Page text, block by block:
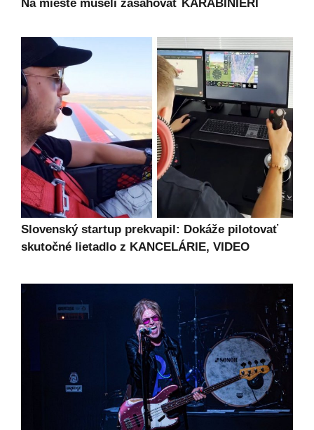
Na mieste museli zasahovať KARABINIERI
Slovenský startup prekvapil: Dokáže pilotovať
skutočné lietadlo z KANCELÁRIE, VIDEO